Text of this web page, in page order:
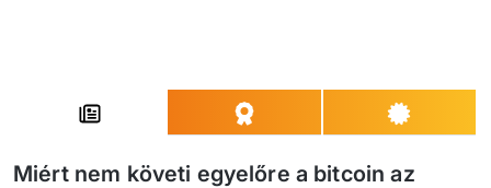
Miért nem követi egyelőre a bitcoin az